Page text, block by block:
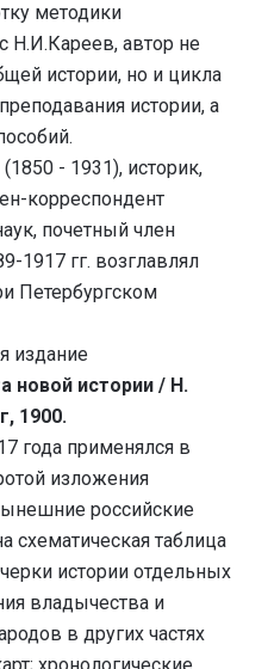
методики
Н.И.Кареев, автор не
истории, но и цикла
истории, а
- 1931), историк,
корреспондент
почетный член
1917 гг. возглавлял
Петербургском
издание
новой истории / Н.
1900.
года применялся в
изложения
российские
схематическая таблица
истории отдельных
владычества и
в других частях